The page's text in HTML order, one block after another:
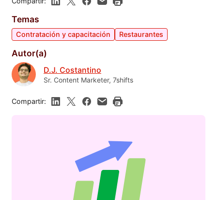
Temas
Contratación y capacitación Restaurantes
Autor(a)
D.J. Costantino
Sr. Content Marketer, 7shifts
Compartir: